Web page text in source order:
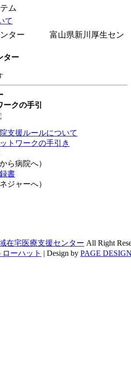
ム
て
ンター 富山県新川厚生セン
ター
クの手引
支援ルールについて
トワークの手引き
ら病院へ）
書
ジャーへ）
在宅医療支援センター All Right
ーハット | Design by PAGE